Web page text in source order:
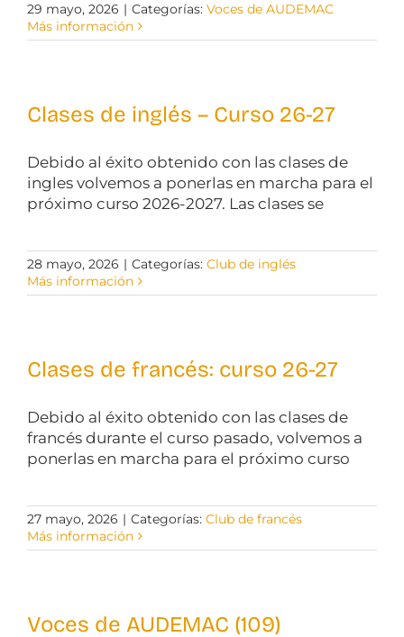
29 mayo, 2026 | Categorías: Voces de AUDEMAC
Más información
Clases de inglés – Curso 26-27
Debido al éxito obtenido con las clases de
ingles volvemos a ponerlas en marcha para el
próximo curso 2026-2027. Las clases se
28 mayo, 2026 | Categorías: Club de inglés
Más información
Clases de francés: curso 26-27
Debido al éxito obtenido con las clases de
francés durante el curso pasado, volvemos a
ponerlas en marcha para el próximo curso
27 mayo, 2026 | Categorías: Club de francés
Más información
Voces de AUDEMAC (109)